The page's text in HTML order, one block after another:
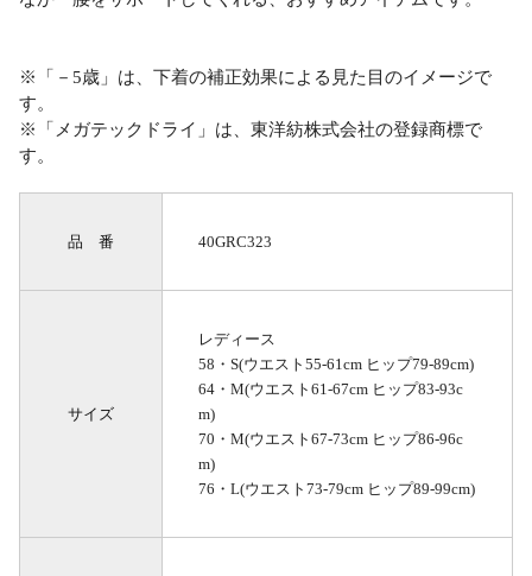
※「－5歳」は、下着の補正効果による見た目のイメージで
す。
※「メガテックドライ」は、東洋紡株式会社の登録商標で
す。
品 番 40GRC323
サイズ
レディース
58・S(ウエスト55-61cm ヒップ79-89cm)
64・M(ウエスト61-67cm ヒップ83-93c
m)
70・M(ウエスト67-73cm ヒップ86-96c
m)
76・L(ウエスト73-79cm ヒップ89-99cm)